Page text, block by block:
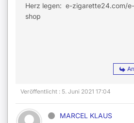
Herz legen: e-zigarette24.com/
shop
Veröffentlicht : 5. Juni 2021 17:04
MARCEL KLAUS